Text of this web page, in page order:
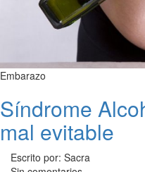
Embarazo
Síndrome
mal evitable
Escrito por: Sacra